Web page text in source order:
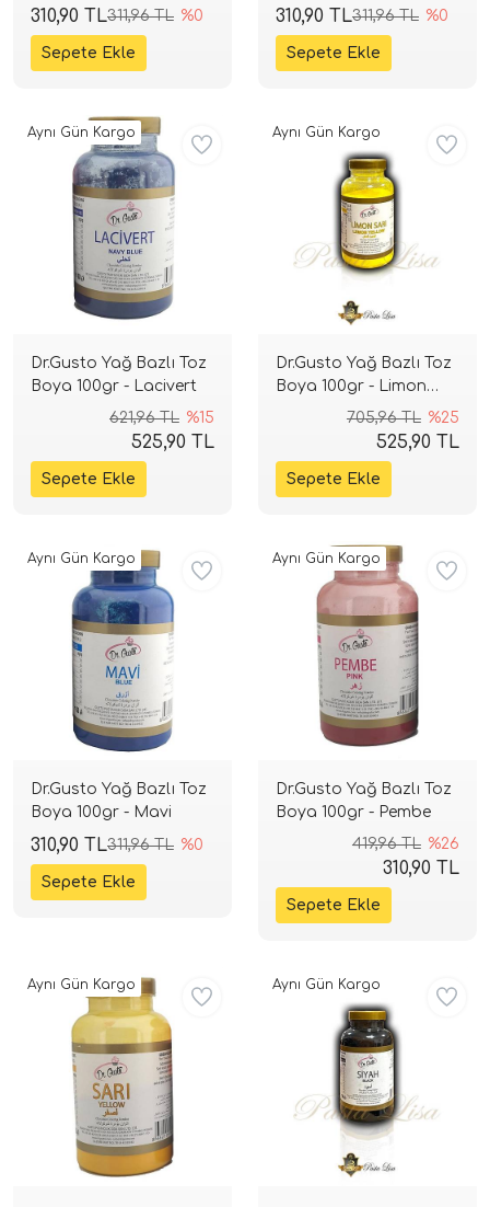
311,96 TL %0
310,90 TL 311,96 TL %0
310,90 TL
Dr.Gusto Yağ Bazlı Toz
Boya 100gr - Lacivert
621,96 TL %15
525,90 TL
Aynı Gün Kargo
Dr.Gusto Yağ Bazlı Toz
Boya 100gr - Limon
705,96 TL %25
525,90 TL
Aynı Gün Kargo
Dr.Gusto Yağ Bazlı Toz
Boya 100gr - Mavi
311,96 TL %0
310,90 TL
Aynı Gün Kargo
Dr.Gusto Yağ Bazlı Toz
Boya 100gr - Pembe
419,96 TL %26
310,90 TL
Aynı Gün Kargo
Aynı Gün Kargo Aynı Gün Kargo